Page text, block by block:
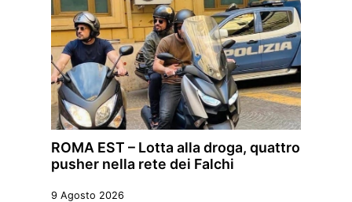
ROMA EST – Lotta alla droga, quattro
pusher nella rete dei Falchi
9 Agosto 2026